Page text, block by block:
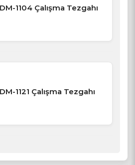
DM-1104 Çalışma Tezgahı
DM-1121 Çalışma Tezgahı